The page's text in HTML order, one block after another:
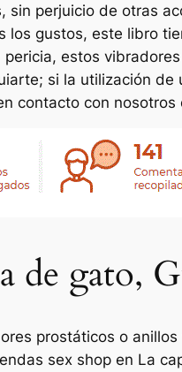
perjuicio de otras
gustos, este libro
estos
si la utilización
contacto con nosotros
de gato,
prostáticos o
sex shop en La